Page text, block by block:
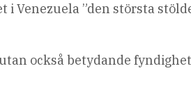
Venezuela ”den största
också betydande